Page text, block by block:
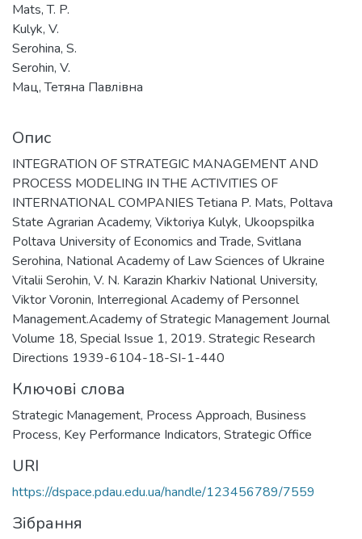
Mats, T. P.
Kulyk, V.
Serohina, S.
Serohin, V.
Мац, Тетяна Павлівна
Опис
INTEGRATION OF STRATEGIC MANAGEMENT AND
PROCESS MODELING IN THE ACTIVITIES OF
INTERNATIONAL COMPANIES Tetiana P. Mats, Poltava
State Agrarian Academy, Viktoriya Kulyk, Ukoopspilka
Poltava University of Economics and Trade, Svitlana
Serohina, National Academy of Law Sciences of Ukraine
Vitalii Serohin, V. N. Karazin Kharkiv National University,
Viktor Voronin, Interregional Academy of Personnel
Management.Academy of Strategic Management Journal
Volume 18, Special Issue 1, 2019. Strategic Research
Directions 1939-6104-18-SI-1-440
Ключові слова
Strategic Management, Process Approach, Business
Process, Key Performance Indicators, Strategic Office
URI
https://dspace.pdau.edu.ua/handle/123456789/7559
Зібрання